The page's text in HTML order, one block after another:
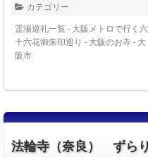
カテゴリー
霊場巡礼一覧 - 大阪メトロで行く六
十六花御朱印巡り - 大阪のお寺 - 大
阪市
法輪寺（奈良） ずら